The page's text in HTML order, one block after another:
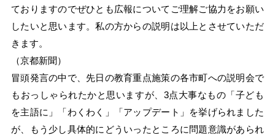
ておりますのでぜひとも広報についてご理解ご協力をお願い
したいと思います。私の方からの説明は以上とさせていただ
きます。
（京都新聞）
冒頭発言の中で、先日の教育重点施策の各市町への説明会で
もおっしゃられたかと思いますが、3点大事なもの「子ども
を主語に」「わくわく」「アップデート」を挙げられました
が、もう少し具体的にどういったところに問題意識があられ